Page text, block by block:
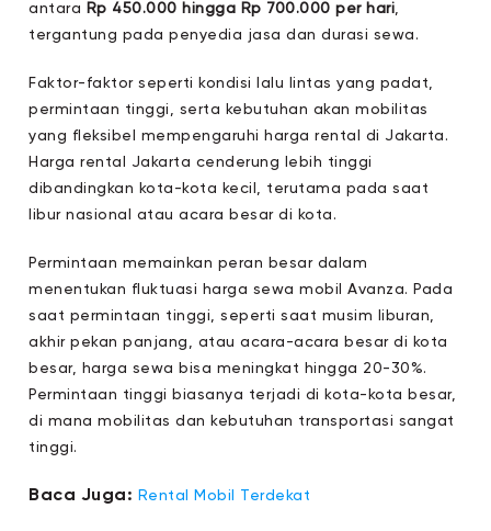
antara Rp 450.000 hingga Rp 700.000 per hari,
tergantung pada penyedia jasa dan durasi sewa.
Faktor-faktor seperti kondisi lalu lintas yang padat,
permintaan tinggi, serta kebutuhan akan mobilitas
yang fleksibel mempengaruhi harga rental di Jakarta.
Harga rental Jakarta cenderung lebih tinggi
dibandingkan kota-kota kecil, terutama pada saat
libur nasional atau acara besar di kota.
Permintaan memainkan peran besar dalam
menentukan fluktuasi harga sewa mobil Avanza. Pada
saat permintaan tinggi, seperti saat musim liburan,
akhir pekan panjang, atau acara-acara besar di kota
besar, harga sewa bisa meningkat hingga 20-30%.
Permintaan tinggi biasanya terjadi di kota-kota besar,
di mana mobilitas dan kebutuhan transportasi sangat
tinggi.
Baca Juga: Rental Mobil Terdekat